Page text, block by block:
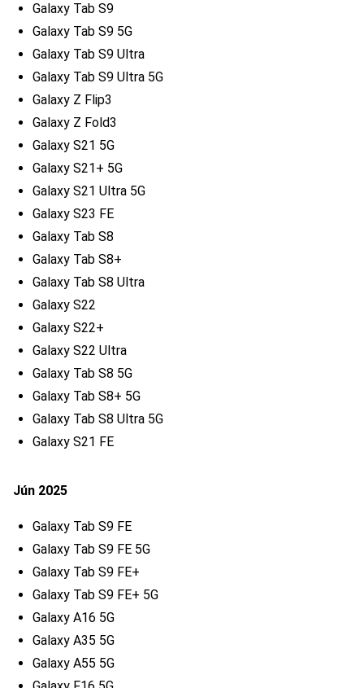
Galaxy Tab S9
Galaxy Tab S9 5G
Galaxy Tab S9 Ultra
Galaxy Tab S9 Ultra 5G
Galaxy Z Flip3
Galaxy Z Fold3
Galaxy S21 5G
Galaxy S21+ 5G
Galaxy S21 Ultra 5G
Galaxy S23 FE
Galaxy Tab S8
Galaxy Tab S8+
Galaxy Tab S8 Ultra
Galaxy S22
Galaxy S22+
Galaxy S22 Ultra
Galaxy Tab S8 5G
Galaxy Tab S8+ 5G
Galaxy Tab S8 Ultra 5G
Galaxy S21 FE
Jún 2025
Galaxy Tab S9 FE
Galaxy Tab S9 FE 5G
Galaxy Tab S9 FE+
Galaxy Tab S9 FE+ 5G
Galaxy A16 5G
Galaxy A35 5G
Galaxy A55 5G